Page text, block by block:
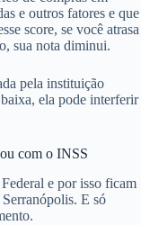
e outros fatores e que
score, se você atrasa
sua nota diminui.
pela instituição
ela pode interferir
com o INSS
e por isso ficam
E só